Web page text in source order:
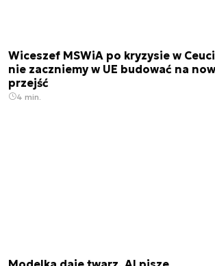
Wiceszef MSWiA po kryzysie w
nie zaczniemy w UE budować na
przejść
4 min.